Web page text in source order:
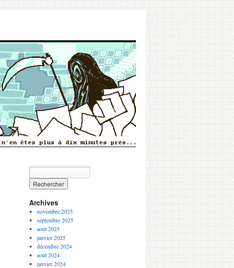
Archives
novembre 2025
septembre 2025
août 2025
janvier 2025
décembre 2024
août 2024
janvier 2024